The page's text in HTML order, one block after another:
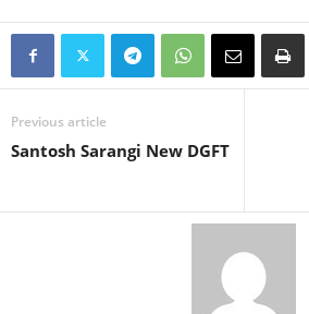
Previous article
Santosh Sarangi New DGFT